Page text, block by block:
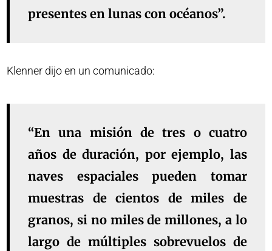
presentes en lunas con océanos”.
Klenner dijo en un comunicado:
“En una misión de tres o cuatro
años de duración, por ejemplo, las
naves espaciales pueden tomar
muestras de cientos de miles de
granos, si no miles de millones, a lo
largo de múltiples sobrevuelos de